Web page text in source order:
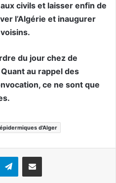
civils et laisser enfin de
l’Algérie et inaugurer
du jour chez de
au rappel des
ce ne sont que
d'Alger
Telegram